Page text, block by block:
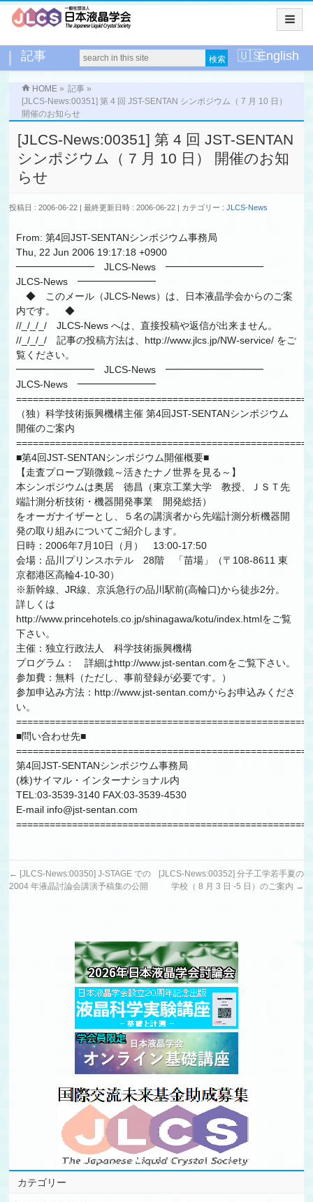
記事 English
HOME » 記事 »
[JLCS-News:00351] 第 4 回 JST-SENTAN シンポジウム（ 7 月 10 日）
開催のお知らせ
[JLCS-News:00351] 第 4 回 JST-SENTAN
シンポジウム（ 7 月 10 日） 開催のお知
らせ
投稿日 : 2006-06-22 最終更新日時 : 2006-06-22 カテゴリー :JLCS-News
From: 第4回JST-SENTANシンポジウム事務局
Thu, 22 Jun 2006 19:17:18 +0900
━━━━━━━━ JLCS-News ━━━━━━━━━━
JLCS-News ━━━━━━━━
◆ このメール（JLCS-News）は、日本液晶学会からのご案
内です。 ◆
//_/_/_/ JLCS-News へは、直接投稿や返信が出来ません。
//_/_/_/ 記事の投稿方法は、http://www.jlcs.jp/NW-service/ をご
覧ください。
━━━━━━━━ JLCS-News ━━━━━━━━━━
JLCS-News ━━━━━━━━
（独）科学技術振興機構主催 第4回JST-SENTANシンポジウム
開催のご案内
■第4回JST-SENTANシンポジウム開催概要■
【走査プローブ顕微鏡～活きたナノ世界を見る～】
本シンポジウムは奥居 徳昌（東京工業大学 教授、ＪＳＴ先
端計測分析技術・機器開発事業 開発総括）
をオーガナイザーとし、５名の講演者から先端計測分析機器開
発の取り組みについてご紹介します。
日時：2006年7月10日（月） 13:00-17:50
会場：品川プリンスホテル 28階 「苗場」（〒108-8611 東
京都港区高輪4-10-30）
※新幹線、JR線、京浜急行の品川駅前(高輪口)から徒歩2分。
詳しくは
http://www.princehotels.co.jp/shinagawa/kotu/index.htmlをご覧
下さい。
主催：独立行政法人 科学技術振興機構
プログラム： 詳細はhttp://www.jst-sentan.comをご覧下さい。
参加費：無料（ただし、事前登録が必要です。）
参加申込み方法：http://www.jst-sentan.comからお申込みくださ
い。
■問い合わせ先■
第4回JST-SENTANシンポジウム事務局
(株)サイマル・インターナショナル内
TEL:03-3539-3140 FAX:03-3539-4530
E-mail info@jst-sentan.com
← [JLCS-News:00350] J-STAGE での
2004 年液晶討論会講演予稿集の公開
[JLCS-News:00352] 分子工学若手夏の
学校（ 8 月 3 日 -5 日）のご案内 →
カテゴリー